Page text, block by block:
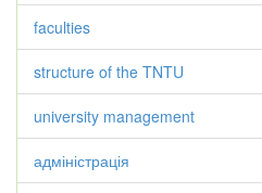
faculties
structure of the TNTU
university management
адміністрація